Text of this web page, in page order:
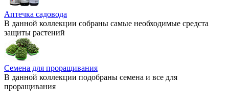
Аптечка садовода
В данной коллекции собраны самые необходимые средста
защиты растений
Семена для проращивания
В данной коллекции подобраны семена и все для
проращивания